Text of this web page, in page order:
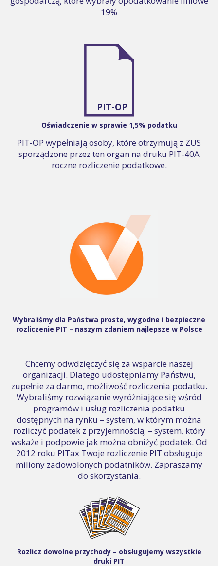
19%
PIT-OP
Oświadczenie w sprawie 1,5% podatku
PIT-OP wypełniają osoby, które otrzymują z ZUS
sporządzone przez ten organ na druku PIT-40A
roczne rozliczenie podatkowe.
Wybraliśmy dla Państwa proste, wygodne i bezpieczne
rozliczenie PIT – naszym zdaniem najlepsze w Polsce
Chcemy odwdzięczyć się za wsparcie naszej
organizacji. Dlatego udostępniamy Państwu,
zupełnie za darmo, możliwość rozliczenia podatku.
Wybraliśmy rozwiązanie wyróżniające się wśród
programów i usług rozliczenia podatku
dostępnych na rynku – system, w którym można
rozliczyć podatek z przyjemnością, – system, który
wskaże i podpowie jak można obniżyć podatek. Od
2012 roku PITax Twoje rozliczenie PIT obsługuje
miliony zadowolonych podatników. Zapraszamy
do skorzystania.
Rozlicz dowolne przychody – obsługujemy wszystkie
druki PIT